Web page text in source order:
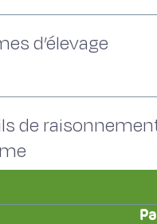
d’élevage
de